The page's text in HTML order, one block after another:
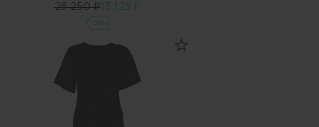
26 250 ₽13 125 ₽
-50%